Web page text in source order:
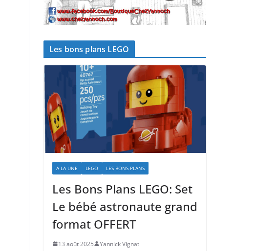
Les bons plans LEGO
A LA UNE LEGO LES BONS PLANS
Les Bons Plans LEGO: Set
Le bébé astronaute grand
format OFFERT
13 août 2025 Yannick Vignat